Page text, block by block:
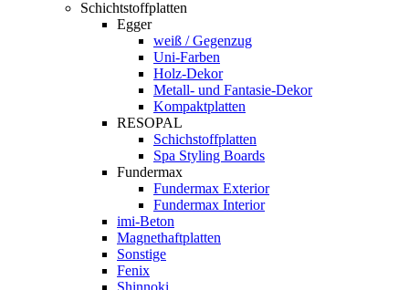
Schichtstoffplatten
Egger
weiß / Gegenzug
Uni-Farben
Holz-Dekor
Metall- und Fantasie-Dekor
Kompaktplatten
RESOPAL
Schichstoffplatten
Spa Styling Boards
Fundermax
Fundermax Exterior
Fundermax Interior
imi-Beton
Magnethaftplatten
Sonstige
Fenix
Shinnoki